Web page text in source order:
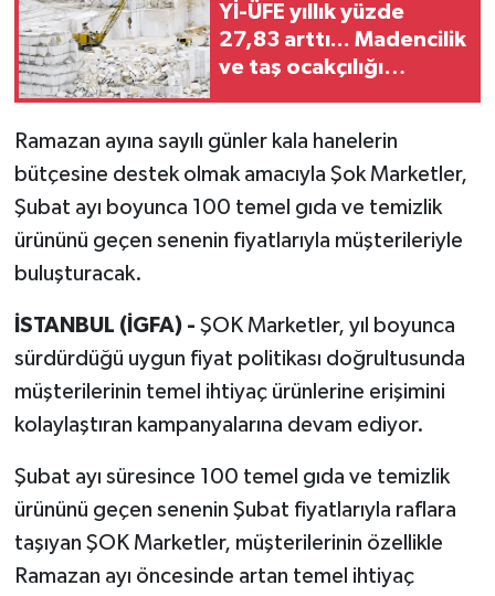
Yİ-ÜFE yıllık yüzde
27,83 arttı... Madencilik
ve taş ocakçılığı
Ramazan ayına sayılı günler kala hanelerin
bütçesine destek olmak amacıyla Şok Marketler,
Şubat ayı boyunca 100 temel gıda ve temizlik
ürününü geçen senenin fiyatlarıyla müşterileriyle
buluşturacak.
İSTANBUL (İGFA) - ŞOK Marketler, yıl boyunca
sürdürdüğü uygun fiyat politikası doğrultusunda
müşterilerinin temel ihtiyaç ürünlerine erişimini
kolaylaştıran kampanyalarına devam ediyor.
Şubat ayı süresince 100 temel gıda ve temizlik
ürününü geçen senenin Şubat fiyatlarıyla raflara
taşıyan ŞOK Marketler, müşterilerinin özellikle
Ramazan ayı öncesinde artan temel ihtiyaç